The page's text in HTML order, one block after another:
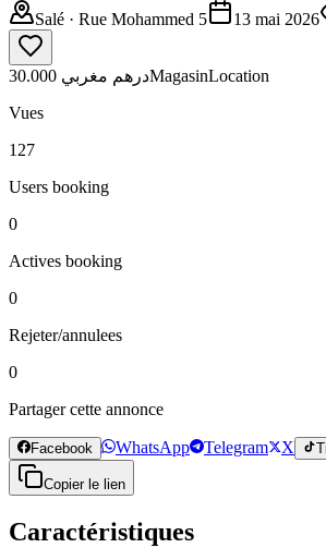
Salé · Rue Mohammed 5 13 mai 2026
30.000 درهم مغربيMagasinLocation
Vues
127
Users booking
0
Actives booking
0
Rejeter/annulees
0
Partager cette annonce
Facebook WhatsApp Telegram X
Copier le lien
Caractéristiques